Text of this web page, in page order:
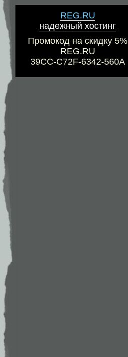
REG.RU
надежный хостинг
Промокод на скидку 5%
REG.RU
39CC-C72F-6342-560A